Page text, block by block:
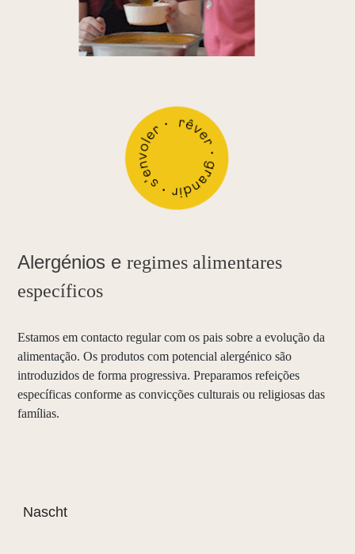
Alergénios eregimes alimentares
específicos
Estamos em contacto regular com os pais sobre a evolução da
alimentação. Os produtos com potencial alergénico são
introduzidos de forma progressiva. Preparamos refeições
específicas conforme as convicções culturais ou religiosas das
famílias.
Nascht